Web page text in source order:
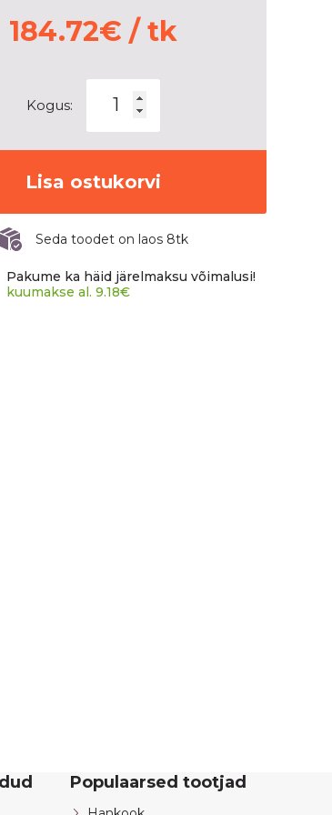
184.72€ / tk
Kogus:
WINTER
ICE
ZERO
2
Lisa ostukorvi
Seda toodet on laos 8tk
Pakume ka häid järelmaksu võimalusi!
kuumakse al. 9.18€
Populaarsed tootjad